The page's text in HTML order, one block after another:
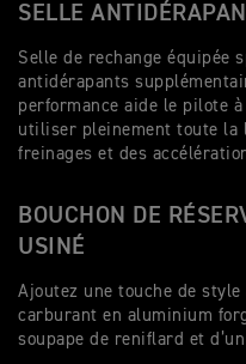
SELLE
Selle de rechange équipée
antidérapants
performance aide le pilote
utiliser pleinement toute la
freinages et des
BOUCHON DE
USINÉ
Ajoutez une touche de
carburant en aluminium
soupape de reniflard et